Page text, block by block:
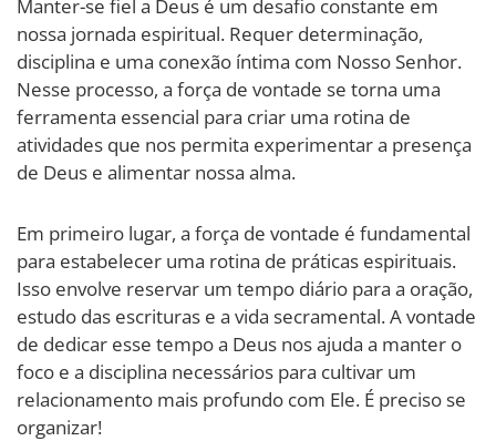
Manter-se fiel a Deus é um desafio constante em
nossa jornada espiritual. Requer determinação,
disciplina e uma conexão íntima com Nosso Senhor.
Nesse processo, a força de vontade se torna uma
ferramenta essencial para criar uma rotina de
atividades que nos permita experimentar a presença
de Deus e alimentar nossa alma.
Em primeiro lugar, a força de vontade é fundamental
para estabelecer uma rotina de práticas espirituais.
Isso envolve reservar um tempo diário para a oração,
estudo das escrituras e a vida secramental. A vontade
de dedicar esse tempo a Deus nos ajuda a manter o
foco e a disciplina necessários para cultivar um
relacionamento mais profundo com Ele. É preciso se
organizar!